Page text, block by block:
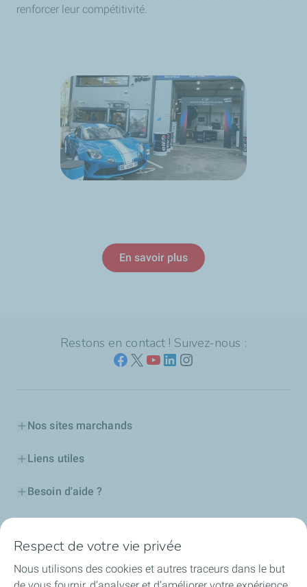
renforcer leur compétitivité.
En savoir plus
Restons en contact ! Suivez-nous :
Nos sites marchands
Liens utiles
Besoin d'aide ?
Certificats d'économies d'énergie
Respect de votre vie privée
Nous utilisons des cookies et autres traceurs dans le but